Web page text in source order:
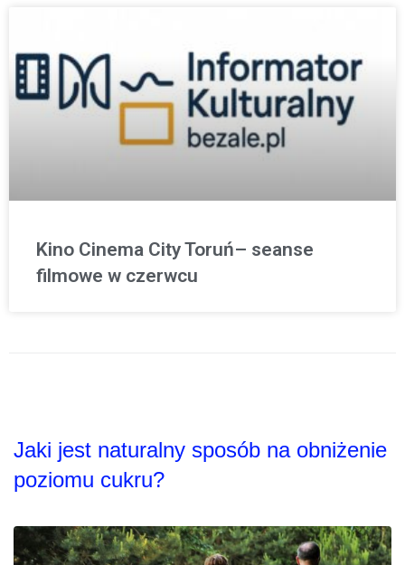
Kino Cinema City Toruń– seanse
filmowe w czerwcu
Jaki jest naturalny sposób na obniżenie
poziomu cukru?